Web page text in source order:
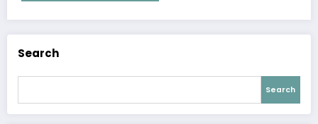
Search
Search